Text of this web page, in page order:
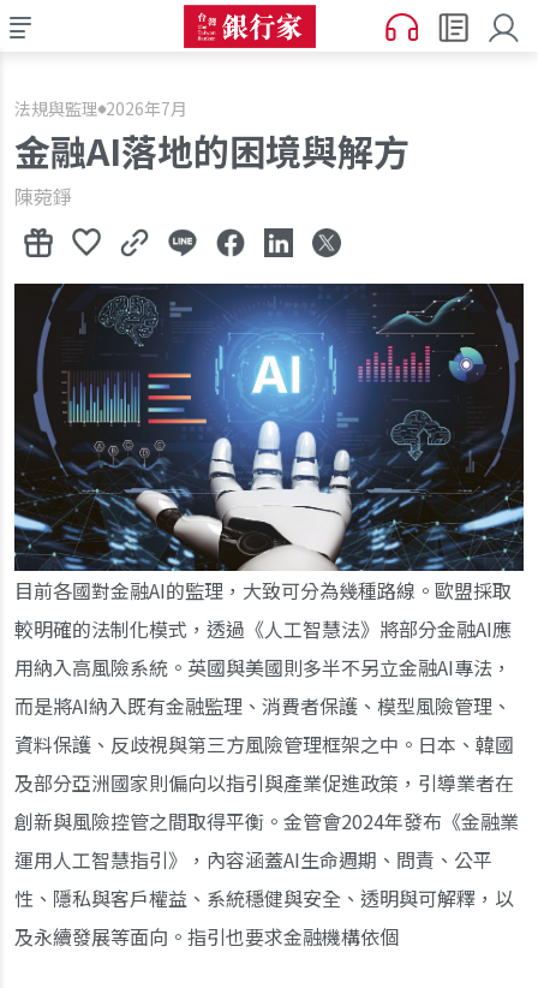
法規與監理 2026年7月
金融AI落地的困境與解方
陳菀錚
目前各國對金融AI的監理，大致可分為幾種路線。歐盟採取
較明確的法制化模式，透過《人工智慧法》將部分金融AI應
用納入高風險系統。英國與美國則多半不另立金融AI專法，
而是將AI納入既有金融監理、消費者保護、模型風險管理、
資料保護、反歧視與第三方風險管理框架之中。日本、韓國
及部分亞洲國家則偏向以指引與產業促進政策，引導業者在
創新與風險控管之間取得平衡。金管會2024年發布《金融業
運用人工智慧指引》，內容涵蓋AI生命週期、問責、公平
性、隱私與客戶權益、系統穩健與安全、透明與可解釋，以
及永續發展等面向。指引也要求金融機構依個